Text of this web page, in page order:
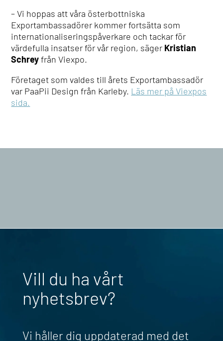
– Vi hoppas att våra österbottniska
Exportambassadörer kommer fortsätta som
internationaliseringspåverkare och tackar för
värdefulla insatser för vår region, säger Kristian
Schreyfrån Viexpo.
Företaget som valdes till årets Exportambassadör
var PaaPii Design från Karleby. Läs mer på Viexpos
sida.
Vill du ha vårt
nyhetsbrev?
Vi håller dig uppdaterad med det